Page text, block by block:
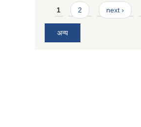
Pages
1 2 next ›
अन्य